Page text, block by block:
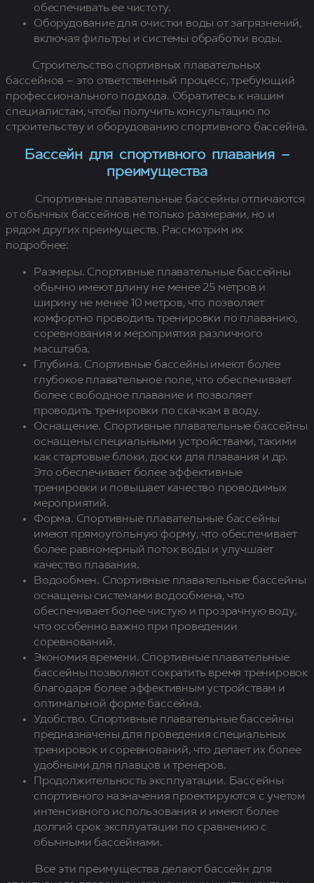
обеспечивать ее чистоту.
Оборудование для очистки воды от загрязнений,
включая фильтры и системы обработки воды.
Строительство спортивных плавательных
бассейнов – это ответственный процесс, требующий
профессионального подхода. Обратитесь к нашим
специалистам, чтобы получить консультацию по
строительству и оборудованию спортивного бассейна.
Бассейн для спортивного плавания –
преимущества
Спортивные плавательные бассейны отличаются
от обычных бассейнов не только размерами, но и
рядом других преимуществ. Рассмотрим их
подробнее:
Размеры. Спортивные плавательные бассейны
обычно имеют длину не менее 25 метров и
ширину не менее 10 метров, что позволяет
комфортно проводить тренировки по плаванию,
соревнования и мероприятия различного
масштаба.
Глубина. Спортивные бассейны имеют более
глубокое плавательное поле, что обеспечивает
более свободное плавание и позволяет
проводить тренировки по скачкам в воду.
Оснащение. Спортивные плавательные бассейны
оснащены специальными устройствами, такими
как стартовые блоки, доски для плавания и др.
Это обеспечивает более эффективные
тренировки и повышает качество проводимых
мероприятий.
Форма. Спортивные плавательные бассейны
имеют прямоугольную форму, что обеспечивает
более равномерный поток воды и улучшает
качество плавания.
Водообмен. Спортивные плавательные бассейны
оснащены системами водообмена, что
обеспечивает более чистую и прозрачную воду,
что особенно важно при проведении
соревнований.
Экономия времени. Спортивные плавательные
бассейны позволяют сократить время тренировок
благодаря более эффективным устройствам и
оптимальной форме бассейна.
Удобство. Спортивные плавательные бассейны
предназначены для проведения специальных
тренировок и соревнований, что делает их более
удобными для плавцов и тренеров.
Продолжительность эксплуатации. Бассейны
спортивного назначения проектируются с учетом
интенсивного использования и имеют более
долгий срок эксплуатации по сравнению с
обычными бассейнами.
Все эти преимущества делают бассейн для